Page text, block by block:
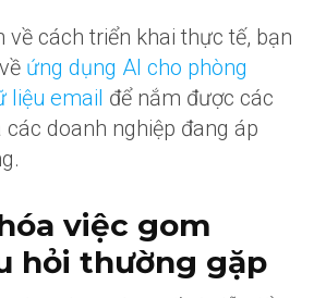
về cách triển khai thực tế, bạn
ứng dụng AI cho phòng
liệu email để nắm được các
doanh nghiệp đang áp
việc gom
hỏi thường gặp